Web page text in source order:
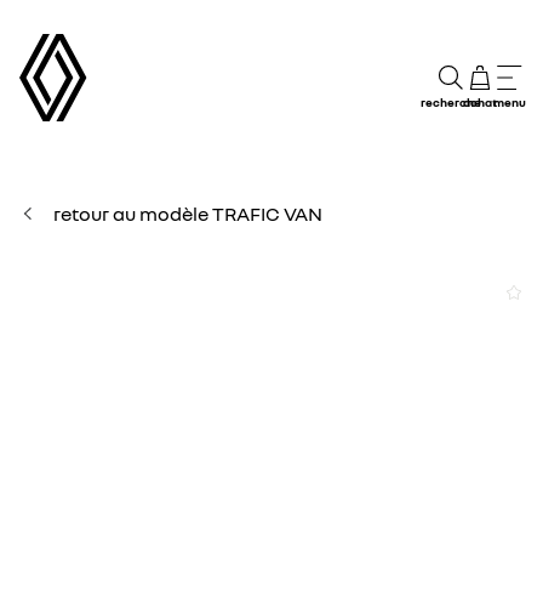
rechercheachatmenu
retour au modèle TRAFIC VAN